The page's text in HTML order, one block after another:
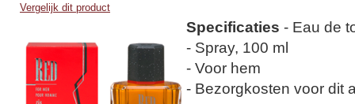
Vergelijk dit product
Specificaties - Eau de
- Spray, 100 ml
- Voor hem
- Bezorgkosten voor dit